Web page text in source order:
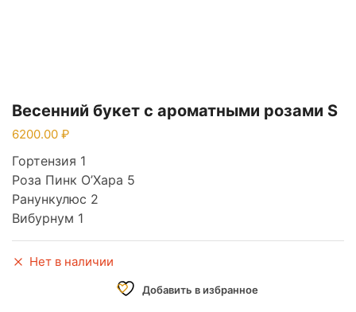
Весенний букет с ароматными розами S
6200.00
Гортензия 1
Роза Пинк О’Хара 5
Ранункулюс 2
Вибурнум 1
Нет в наличии
Добавить в избранное